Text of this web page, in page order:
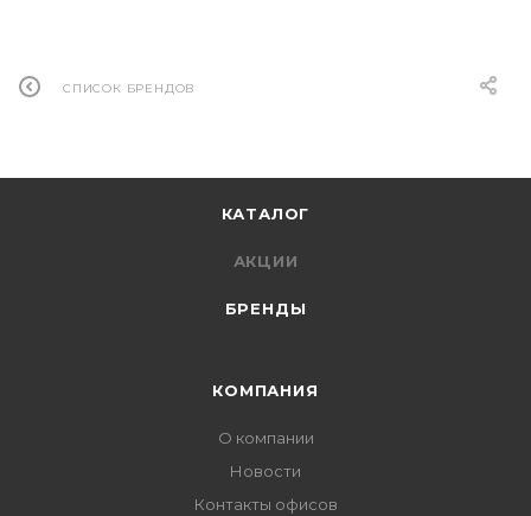
СПИСОК БРЕНДОВ
КАТАЛОГ
АКЦИИ
БРЕНДЫ
КОМПАНИЯ
О компании
Новости
Контакты офисов